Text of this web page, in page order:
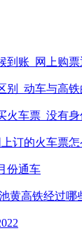
到账_网上购
别_动车与高
火车票_没有
订的火车票
份通车
黄高铁经过哪